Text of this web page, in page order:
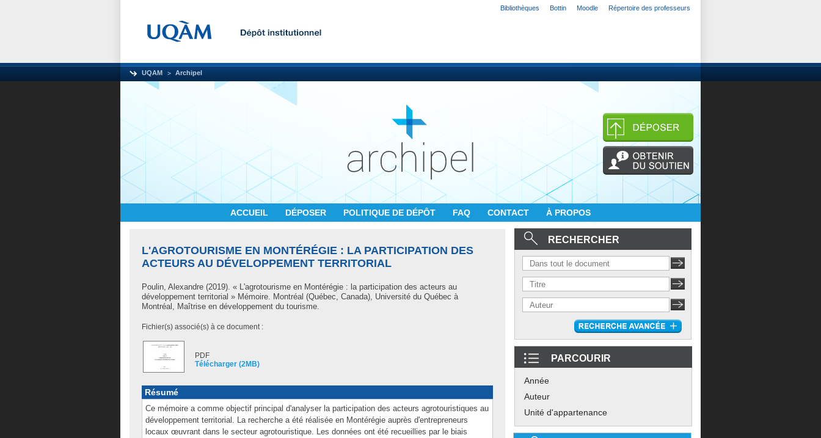
Bibliothèques Bottin Moodle Répertoire des professeurs
UQAM Archipel
ACCUEIL DÉPOSER POLITIQUE DE DÉPÔT FAQ CONTACT À PROPOS
L'AGROTOURISME EN MONTÉRÉGIE : LA PARTICIPATION DES
ACTEURS AU DÉVELOPPEMENT TERRITORIAL
Poulin, Alexandre (2019). « L'agrotourisme en Montérégie : la participation des acteurs au
développement territorial » Mémoire. Montréal (Québec, Canada), Université du Québec à
Montréal, Maîtrise en développement du tourisme.
Fichier(s) associé(s) à ce document :
PDF
Télécharger (2MB)
Résumé
Ce mémoire a comme objectif principal d'analyser la participation des acteurs agrotouristiques au
développement territorial. La recherche a été réalisée en Montérégie auprès d'entrepreneurs
locaux œuvrant dans le secteur agrotouristique. Les données ont été recueillies par le biais
RECHERCHER
PARCOURIR
Année
Auteur
Unité d'appartenance